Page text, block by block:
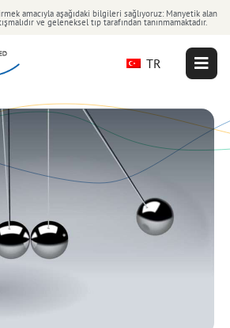
amacıyla aşağıdaki bilgileri sağlıyoruz: Manyetik alan
ve geleneksel tıp tarafından tanınmamaktadır.
TR